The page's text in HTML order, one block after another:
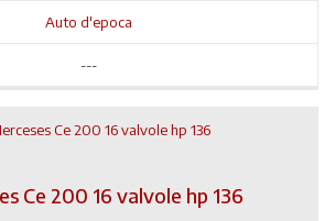
Auto d'epoca
---
Ce 200 16 valvole hp 136